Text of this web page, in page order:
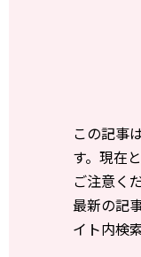
この記事
す。現在
ご注意く
最新の記
イト内検